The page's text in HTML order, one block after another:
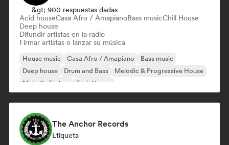
&gt; 900 respuestas dadas
Acid houseCasa Afro / AmapianoBass musicChill House
Deep house
Difundir artistas en la radio
Firmar artistas o lanzar su música
House music Casa Afro / Amapiano
Bass music
Deep house
Drum and Bass
Melodic & Progressive House
Melodic Techno
Tech House
The Anchor Records
Etiqueta